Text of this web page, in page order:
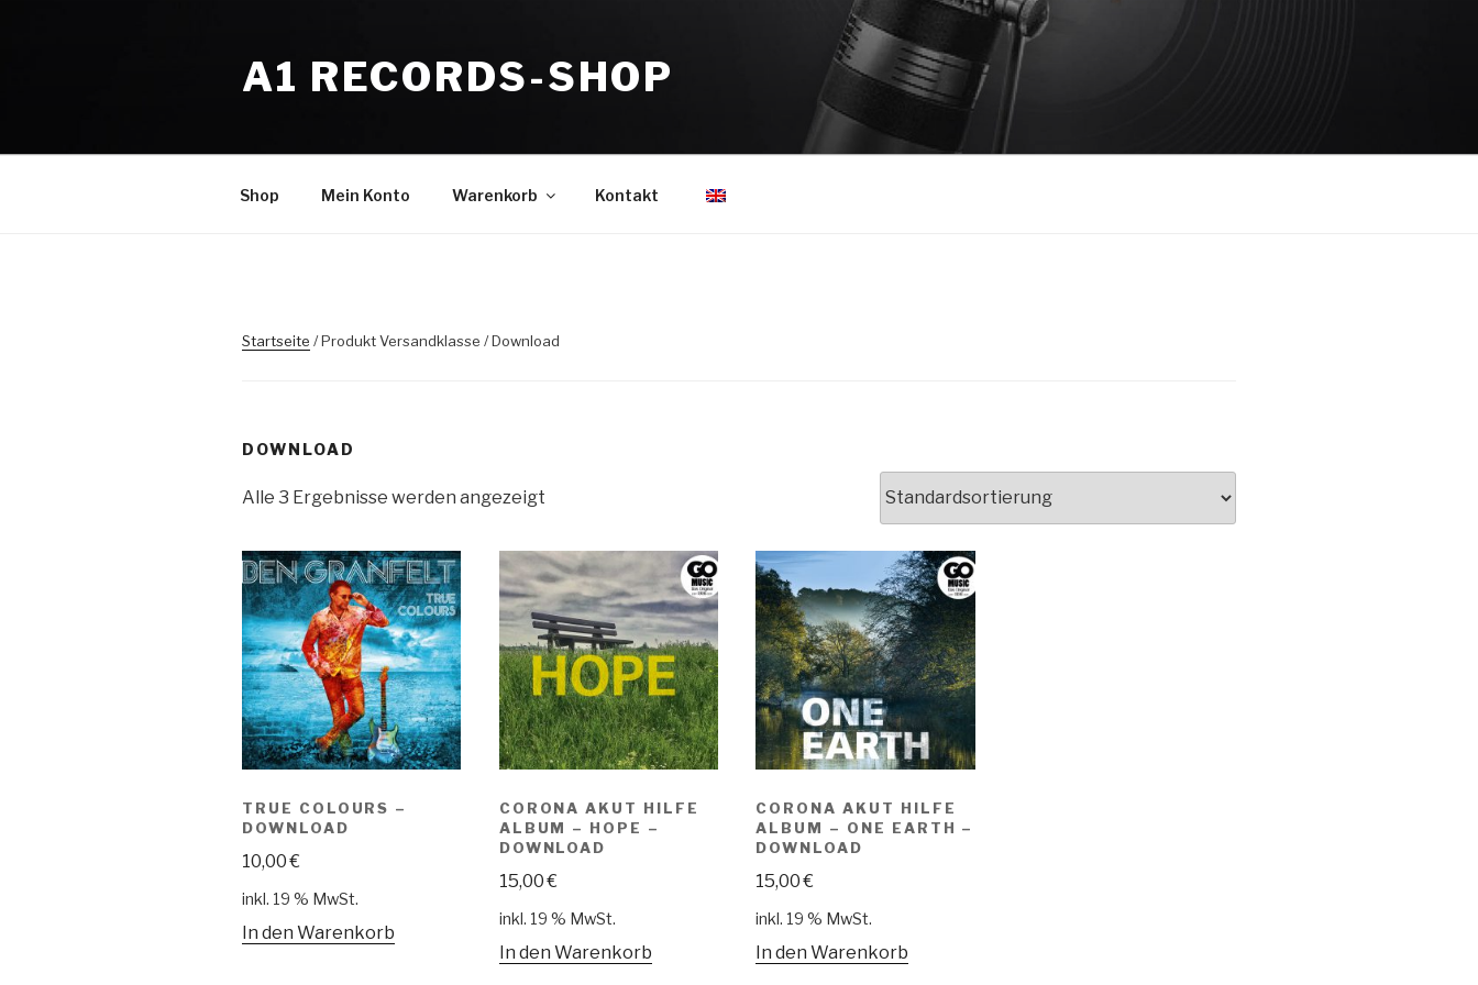
A1 RECORDS-SHOP
Shop Mein Konto Warenkorb Kontakt
Startseite / Produkt Versandklasse / Download
DOWNLOAD
Alle 3 Ergebnisse werden angezeigt
TRUE COLOURS –
DOWNLOAD
10,00€
inkl. 19 % MwSt.
In den Warenkorb
CORONA AKUT HILFE
ALBUM – HOPE –
DOWNLOAD
15,00€
inkl. 19 % MwSt.
In den Warenkorb
CORONA AKUT HILFE
ALBUM – ONE EARTH –
DOWNLOAD
15,00€
inkl. 19 % MwSt.
In den Warenkorb